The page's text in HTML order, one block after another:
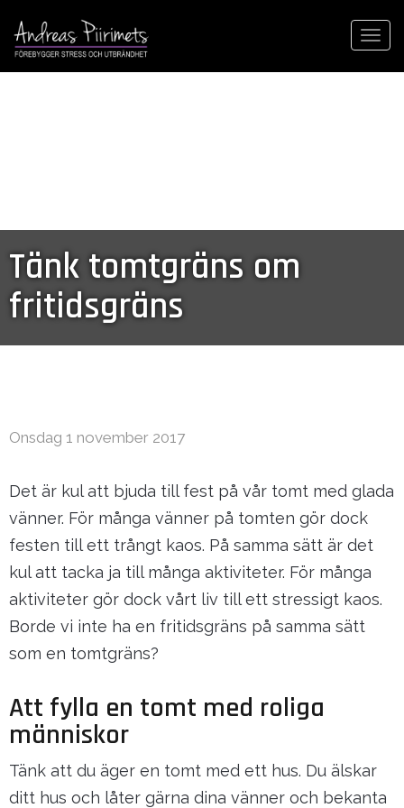
Tänk tomtgräns om
fritidsgräns
Onsdag 1 november 2017
Det är kul att bjuda till fest på vår tomt med glada
vänner. För många vänner på tomten gör dock
festen till ett trångt kaos. På samma sätt är det
kul att tacka ja till många aktiviteter. För många
aktiviteter gör dock vårt liv till ett stressigt kaos.
Borde vi inte ha en fritidsgräns på samma sätt
som en tomtgräns?
Att fylla en tomt med roliga
människor
Tänk att du äger en tomt med ett hus. Du älskar
ditt hus och låter gärna dina vänner och bekanta